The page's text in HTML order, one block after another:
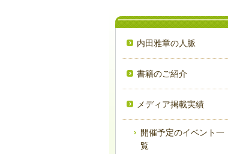
内田雅章の人脈
書籍のご紹介
メディア掲載実績
開催予定のイベント一
覧